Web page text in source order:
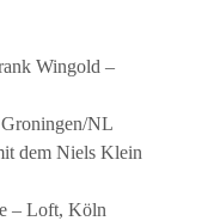
Wingold –
Groningen/NL
dem Niels Klein
– Loft, Köln